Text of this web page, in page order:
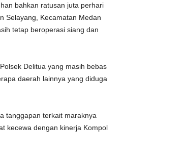
bahkan ratusan juta perhari
Selayang, Kecamatan Medan
tetap beroperasi siang dan
Delitua yang masih bebas
daerah lainnya yang diduga
tanggapan terkait maraknya
kecewa dengan kinerja Kompol